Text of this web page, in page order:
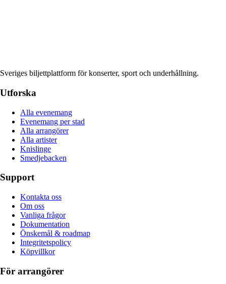
Sveriges biljettplattform för konserter, sport och underhållning.
Utforska
Alla evenemang
Evenemang per stad
Alla arrangörer
Alla artister
Knislinge
Smedjebacken
Support
Kontakta oss
Om oss
Vanliga frågor
Dokumentation
Önskemål & roadmap
Integritetspolicy
Köpvillkor
För arrangörer